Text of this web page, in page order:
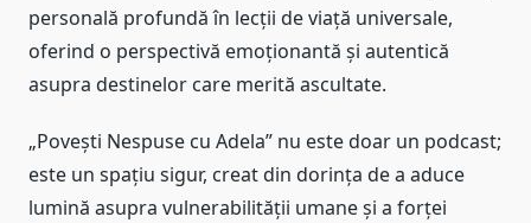
personală profundă în lecții de viață universale,
oferind o perspectivă emoționantă și autentică
asupra destinelor care merită ascultate.
„Povești Nespuse cu Adela” nu este doar un podcast;
este un spațiu sigur, creat din dorința de a aduce
lumină asupra vulnerabilității umane și a forței